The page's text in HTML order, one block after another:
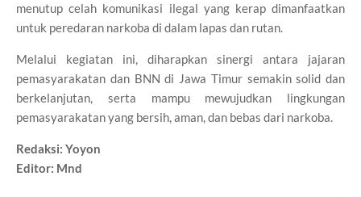
menutup celah komunikasi ilegal yang kerap dimanfaatkan
untuk peredaran narkoba di dalam lapas dan rutan.
Melalui kegiatan ini, diharapkan sinergi antara jajaran
pemasyarakatan dan BNN di Jawa Timur semakin solid dan
berkelanjutan, serta mampu mewujudkan lingkungan
pemasyarakatan yang bersih, aman, dan bebas dari narkoba.
Redaksi: Yoyon
Editor: Mnd